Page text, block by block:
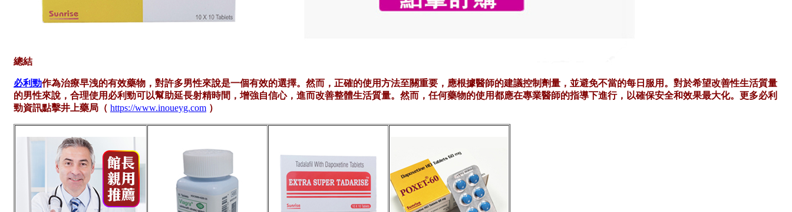
總結
必利勁作為治療早洩的有效藥物，對許多男性來說是一個有效的選擇。然而，正確的使用方法至關重要，應根據醫師的建議控制劑量，並避免不當的每日服用。對於希望改善性生活質量
的男性來說，合理使用必利勁可以幫助延長射精時間，增強自信心，進而改善整體生活質量。然而，任何藥物的使用都應在專業醫師的指導下進行，以確保安全和效果最大化。 更多必利
勁資訊點擊井上藥局（ https://www.inoueyg.com ）